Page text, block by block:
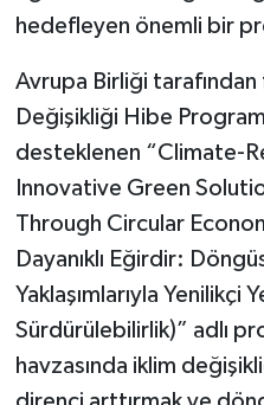
hedefleyen önemli bir
Avrupa Birliği
Değişikliği Hibe
desteklenen “Climate-
Innovative Green
Through Circular
Dayanıklı Eğirdir:
Yaklaşımlarıyla Yenilikçi
Sürdürülebilirlik)” adlı
havzasında iklim